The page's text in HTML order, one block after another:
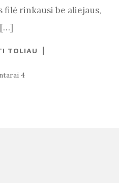
rinkausi be aliejaus,
[…]
TOLIAU
4